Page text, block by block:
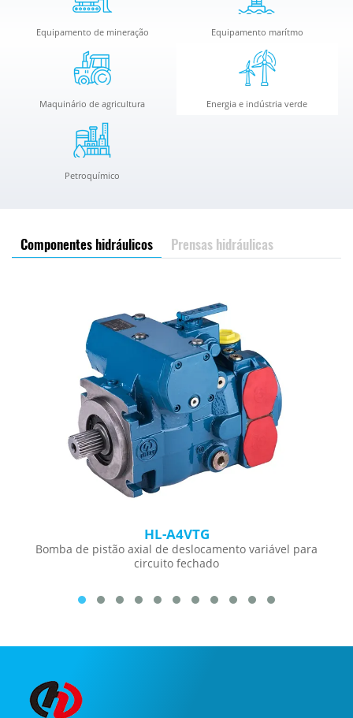
Equipamento de mineração Equipamento marítmo
Maquinário de agricultura Energia e indústria verde
Petroquímico
Componentes hidráulicos Prensas hidráulicas
HL-A4VTG
Bomba de pistão axial de deslocamento variável para
circuito fechado